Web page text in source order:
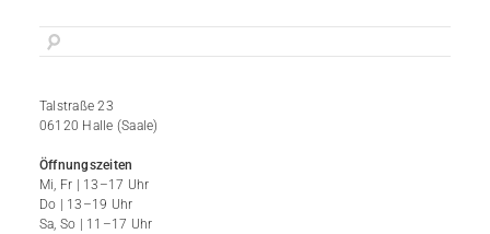
Talstraße 23
06120 Halle (Saale)
Öffnungszeiten
Mi, Fr | 13–17 Uhr
Do | 13–19 Uhr
Sa, So | 11–17 Uhr